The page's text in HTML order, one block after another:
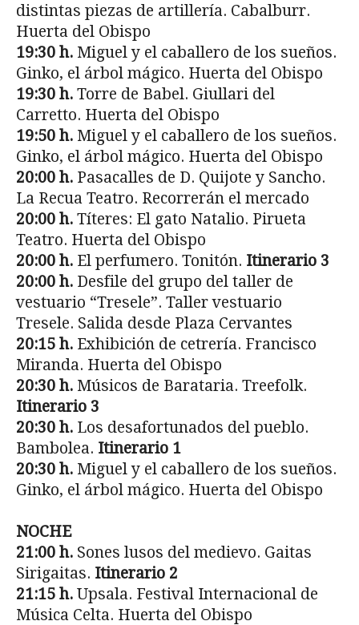
distintas piezas de artillería. Cabalburr.
Huerta del Obispo
19:30 h. Miguel y el caballero de los sueños.
Ginko, el árbol mágico. Huerta del Obispo
19:30 h. Torre de Babel. Giullari del
Carretto. Huerta del Obispo
19:50 h. Miguel y el caballero de los sueños.
Ginko, el árbol mágico. Huerta del Obispo
20:00 h. Pasacalles de D. Quijote y Sancho.
La Recua Teatro. Recorrerán el mercado
20:00 h. Títeres: El gato Natalio. Pirueta
Teatro. Huerta del Obispo
20:00 h. El perfumero. Tonitón. Itinerario 3
20:00 h. Desfile del grupo del taller de
vestuario “Tresele”. Taller vestuario
Tresele. Salida desde Plaza Cervantes
20:15 h. Exhibición de cetrería. Francisco
Miranda. Huerta del Obispo
20:30 h. Músicos de Barataria. Treefolk.
Itinerario 3
20:30 h. Los desafortunados del pueblo.
Bambolea. Itinerario 1
20:30 h. Miguel y el caballero de los sueños.
Ginko, el árbol mágico. Huerta del Obispo
NOCHE
21:00 h. Sones lusos del medievo. Gaitas
Sirigaitas. Itinerario 2
21:15 h. Upsala. Festival Internacional de
Música Celta. Huerta del Obispo